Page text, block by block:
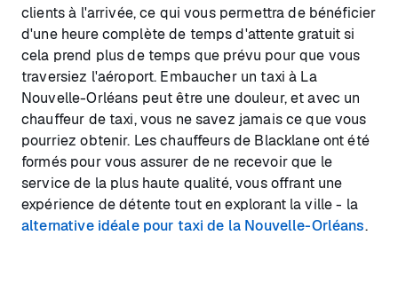
clients à l'arrivée, ce qui vous permettra de bénéficier
d'une heure complète de temps d'attente gratuit si
cela prend plus de temps que prévu pour que vous
traversiez l'aéroport. Embaucher un taxi à La
Nouvelle-Orléans peut être une douleur, et avec un
chauffeur de taxi, vous ne savez jamais ce que vous
pourriez obtenir. Les chauffeurs de Blacklane ont été
formés pour vous assurer de ne recevoir que le
service de la plus haute qualité, vous offrant une
expérience de détente tout en explorant la ville - la
alternative idéale pour taxi de la Nouvelle-Orléans.